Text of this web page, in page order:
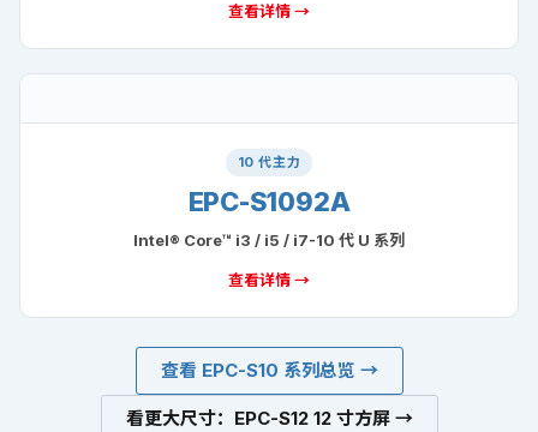
查看详情 →
10 代主力
EPC-S1092A
Intel® Core™ i3 / i5 / i7-10 代 U 系列
查看详情 →
查看 EPC-S10 系列总览 →
看更大尺寸：EPC-S12 12 寸方屏 →